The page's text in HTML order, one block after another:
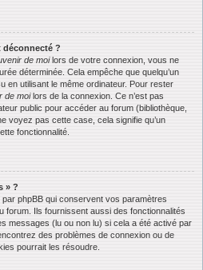
?
de moilors de votre connexion, vous ne
déterminée. Cela empêche que quelqu’un
en utilisant le même ordinateur. Pour rester
de moilors de la connexion. Ce n’est pas
public pour accéder au forum (bibliothèque,
voyez pas cette case, cela signifie qu’un
fonctionnalité.
» ?
phpBB qui conservent vos paramètres
forum. Ils fournissent aussi des fonctionnalités
messages (lu ou non lu) si cela a été activé par
des problèmes de connexion ou de
pourrait les résoudre.